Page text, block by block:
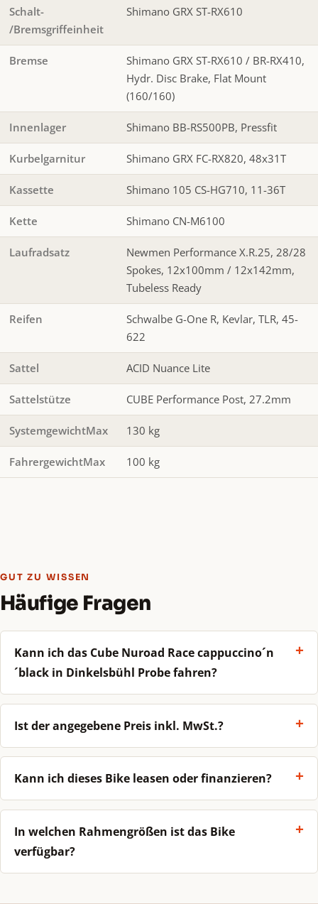
Schalt-
/Bremsgriffeinheit
Shimano GRX ST-RX610
Bremse
Shimano GRX ST-RX610 / BR-RX410,
Hydr. Disc Brake, Flat Mount
(160/160)
Innenlager Shimano BB-RS500PB, Pressfit
Kurbelgarnitur Shimano GRX FC-RX820, 48x31T
Kassette Shimano 105 CS-HG710, 11-36T
Kette Shimano CN-M6100
Laufradsatz
Newmen Performance X.R.25, 28/28
Spokes, 12x100mm / 12x142mm,
Tubeless Ready
Reifen
Schwalbe G-One R, Kevlar, TLR, 45-
622
Sattel ACID Nuance Lite
Sattelstütze CUBE Performance Post, 27.2mm
SystemgewichtMax 130 kg
FahrergewichtMax 100 kg
GUT ZU WISSEN
Häufige Fragen
Kann ich das Cube Nuroad Race cappuccino´n
´black in Dinkelsbühl Probe fahren?
Ist der angegebene Preis inkl. MwSt.?
Kann ich dieses Bike leasen oder finanzieren?
In welchen Rahmengrößen ist das Bike
verfügbar?